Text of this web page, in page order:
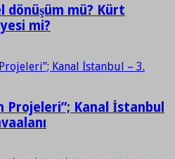
dönüşüm mü? Kürt
mi?
Projeleri”; Kanal İstanbul